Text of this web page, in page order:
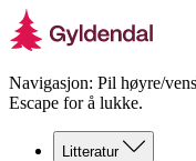
Navigasjon: Pil høyre/
Escape for å lukke.
Litteratur